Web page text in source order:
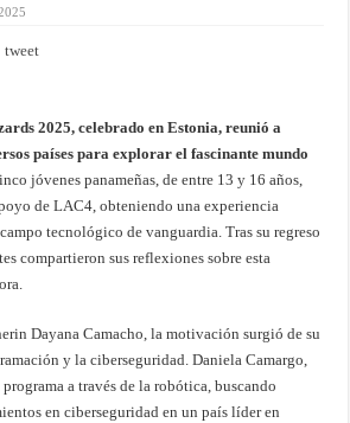
tweet
2025, celebrado en Estonia, reunió a
países para explorar el fascinante mundo
jóvenes panameñas, de entre 13 y 16 años,
de LAC4, obteniendo una experiencia
tecnológico de vanguardia. Tras su regreso
compartieron sus reflexiones sobre esta
Dayana Camacho, la motivación surgió de su
y la ciberseguridad. Daniela Camargo,
a través de la robótica, buscando
en ciberseguridad en un país líder en